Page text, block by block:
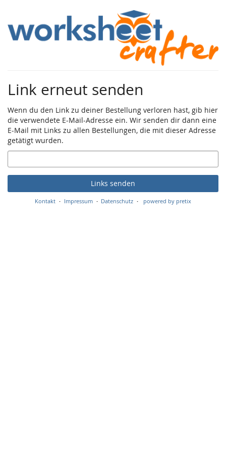
Inhalt
springen
Link erneut senden
Wenn du den Link zu deiner Bestellung verloren hast, gib hier
die verwendete E-Mail-Adresse ein. Wir senden dir dann eine
E-Mail mit Links zu allen Bestellungen, die mit dieser Adresse
getätigt wurden.
E-
Mail
Links senden
Kontakt Impressum Datenschutz powered by pretix